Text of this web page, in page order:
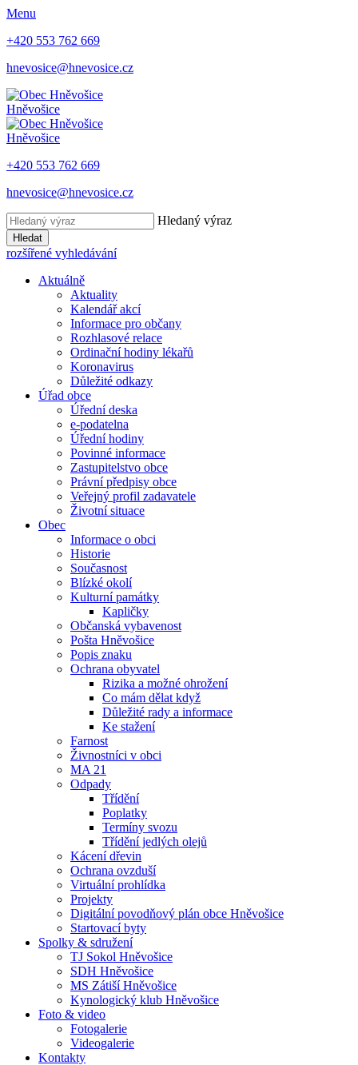
Menu
+420 553 762 669
hnevosice@hnevosice.cz
Hněvošice
Hněvošice
+420 553 762 669
hnevosice@hnevosice.cz
Hledaný výraz
Hledat
rozšířené vyhledávání
Aktuálně
Aktuality
Kalendář akcí
Informace pro občany
Rozhlasové relace
Ordinační hodiny lékařů
Koronavirus
Důležité odkazy
Úřad obce
Úřední deska
e-podatelna
Úřední hodiny
Povinné informace
Zastupitelstvo obce
Právní předpisy obce
Veřejný profil zadavatele
Životní situace
Obec
Informace o obci
Historie
Současnost
Blízké okolí
Kulturní památky
Kapličky
Občanská vybavenost
Pošta Hněvošice
Popis znaku
Ochrana obyvatel
Rizika a možné ohrožení
Co mám dělat když
Důležité rady a informace
Ke stažení
Farnost
Živnostníci v obci
MA 21
Odpady
Třídění
Poplatky
Termíny svozu
Třídění jedlých olejů
Kácení dřevin
Ochrana ovzduší
Virtuální prohlídka
Projekty
Digitální povodňový plán obce Hněvošice
Startovací byty
Spolky & sdružení
TJ Sokol Hněvošice
SDH Hněvošice
MS Zátiší Hněvošice
Kynologický klub Hněvošice
Foto & video
Fotogalerie
Videogalerie
Kontakty